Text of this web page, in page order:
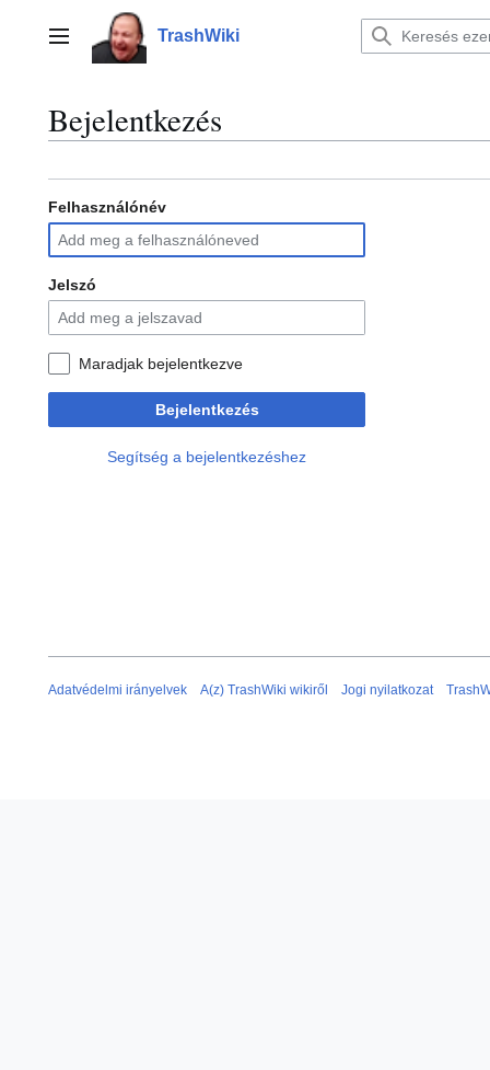
tartalomhozFőmenü TrashWiki
Bejelentkezés
Felhasználónév
Jelszó
Maradjak bejelentkezve
Bejelentkezés
Segítség a bejelentkezéshez
Adatvédelmi irányelvek A(z) TrashWiki wikiről Jogi nyilatkozat